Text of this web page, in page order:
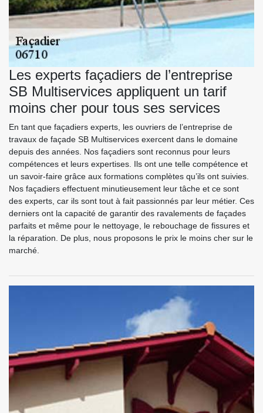
Les experts façadiers de l’entreprise
SB Multiservices appliquent un tarif
moins cher pour tous ses services
En tant que façadiers experts, les ouvriers de l’entreprise de
travaux de façade SB Multiservices exercent dans le domaine
depuis des années. Nos façadiers sont reconnus pour leurs
compétences et leurs expertises. Ils ont une telle compétence et
un savoir-faire grâce aux formations complètes qu’ils ont suivies.
Nos façadiers effectuent minutieusement leur tâche et ce sont
des experts, car ils sont tout à fait passionnés par leur métier. Ces
derniers ont la capacité de garantir des ravalements de façades
parfaits et même pour le nettoyage, le rebouchage de fissures et
la réparation. De plus, nous proposons le prix le moins cher sur le
marché.